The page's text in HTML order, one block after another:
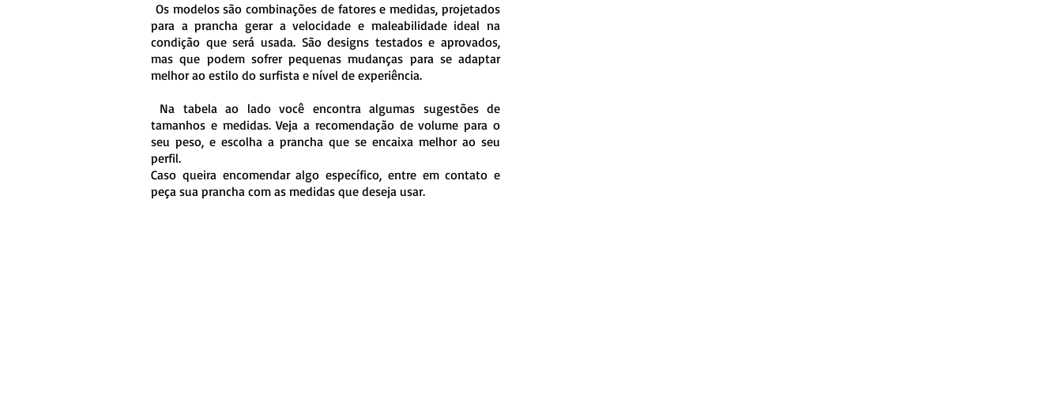
Os modelos são combinações de fatores e medidas, projetados
para a prancha gerar a velocidade e maleabilidade ideal na
condição que será usada. São designs testados e aprovados,
mas que podem sofrer pequenas mudanças para se adaptar
melhor ao estilo do surfista e nível de experiência.
Na tabela ao lado você encontra algumas sugestões de
tamanhos e medidas. Veja a recomendação de volume para o
seu peso, e escolha a prancha que se encaixa melhor ao seu
perfil.
Caso queira encomendar algo específico, entre em contato e
peça sua prancha com as medidas que deseja usar.